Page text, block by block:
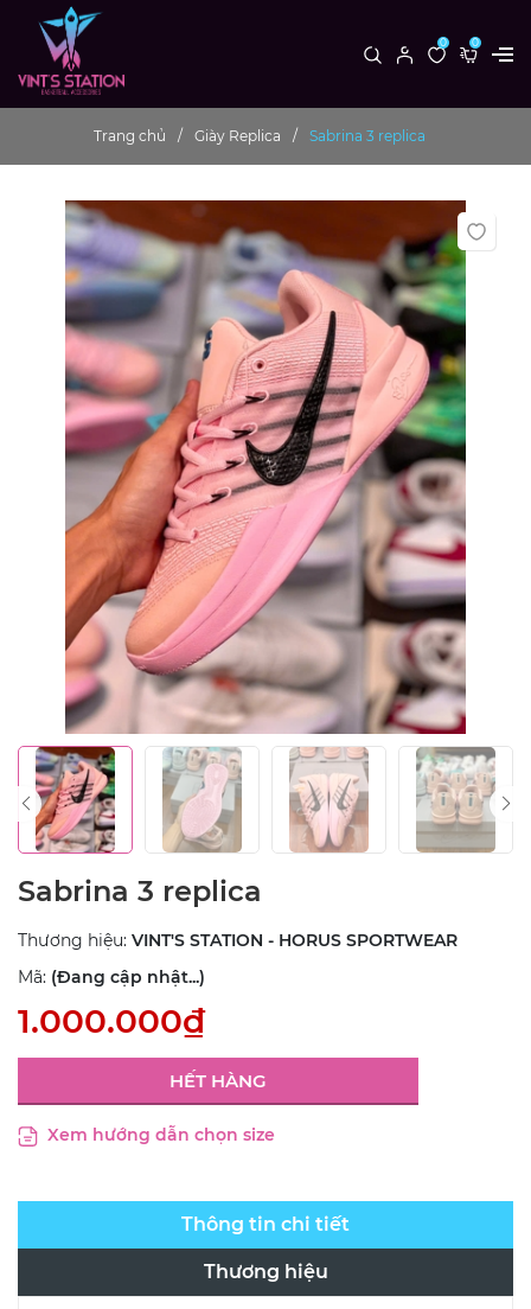
0 0
Trang chủ Giày Replica Sabrina 3 replica
Sabrina 3 replica
Thương hiệu: VINT'S STATION - HORUS SPORTWEAR
Mã: (Đang cập nhật...)
1.000.000₫
HẾT HÀNG
Xem hướng dẫn chọn size
Thông tin chi tiết
Thương hiệu